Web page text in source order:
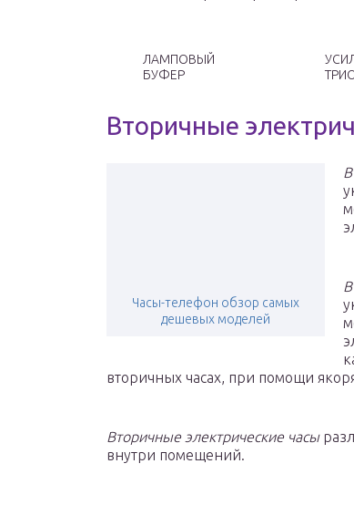
ЛАМПОВЫЙ
БУФЕР
Вторичные
Часы-телефон обзор самых
дешевых моделей
вторичных часах, при помощи
Вторичные электрические часы
внутри помещений.